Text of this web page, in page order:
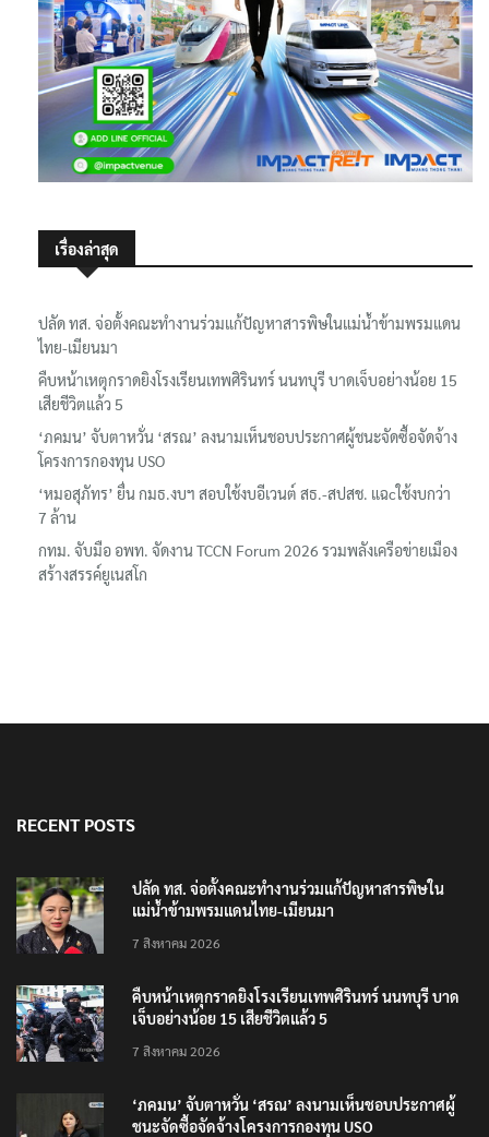
เรื่องล่าสุด
ปลัด ทส. จ่อตั้งคณะทำงานร่วมแก้ปัญหาสารพิษในแม่น้ำข้ามพรมแดน
ไทย-เมียนมา
คืบหน้าเหตุกราดยิงโรงเรียนเทพศิรินทร์ นนทบุรี บาดเจ็บอย่างน้อย 15
เสียชีวิตแล้ว 5
‘ภคมน’ จับตาหวั่น ‘สรณ’ ลงนามเห็นชอบประกาศผู้ชนะจัดซื้อจัดจ้าง
โครงการกองทุน USO
‘หมอสุภัทร’ ยื่น กมธ.งบฯ สอบใช้งบอีเวนต์ สธ.-สปสช. แฉcใช้งบกว่า
7 ล้าน
กทม. จับมือ อพท. จัดงาน TCCN Forum 2026 รวมพลังเครือข่ายเมือง
สร้างสรรค์ยูเนสโก
RECENT POSTS
ปลัด ทส. จ่อตั้งคณะทำงานร่วมแก้ปัญหาสารพิษใน
แม่น้ำข้ามพรมแดนไทย-เมียนมา
7 สิงหาคม 2026
คืบหน้าเหตุกราดยิงโรงเรียนเทพศิรินทร์ นนทบุรี บาด
เจ็บอย่างน้อย 15 เสียชีวิตแล้ว 5
7 สิงหาคม 2026
‘ภคมน’ จับตาหวั่น ‘สรณ’ ลงนามเห็นชอบประกาศผู้
ชนะจัดซื้อจัดจ้างโครงการกองทุน USO